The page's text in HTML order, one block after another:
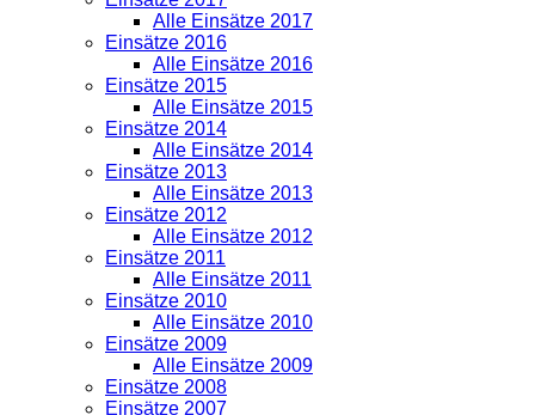
Alle Einsätze 2017
Einsätze 2016
Alle Einsätze 2016
Einsätze 2015
Alle Einsätze 2015
Einsätze 2014
Alle Einsätze 2014
Einsätze 2013
Alle Einsätze 2013
Einsätze 2012
Alle Einsätze 2012
Einsätze 2011
Alle Einsätze 2011
Einsätze 2010
Alle Einsätze 2010
Einsätze 2009
Alle Einsätze 2009
Einsätze 2008
Einsätze 2007